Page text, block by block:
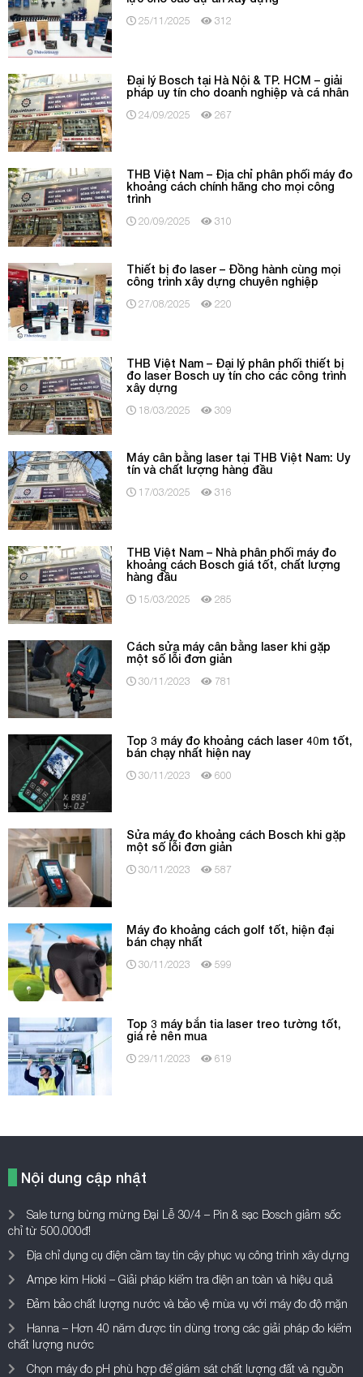
25/11/2025 312
Đại lý Bosch tại Hà Nội & TP. HCM – giải
pháp uy tín cho doanh nghiệp và cá nhân
24/09/2025 267
THB Việt Nam – Địa chỉ phân phối máy đo
khoảng cách chính hãng cho mọi công
trình
20/09/2025 310
Thiết bị đo laser – Đồng hành cùng mọi
công trình xây dựng chuyên nghiệp
27/08/2025 220
THB Việt Nam – Đại lý phân phối thiết bị
đo laser Bosch uy tín cho các công trình
xây dựng
18/03/2025 309
Máy cân bằng laser tại THB Việt Nam: Uy
tín và chất lượng hàng đầu
17/03/2025 316
THB Việt Nam – Nhà phân phối máy đo
khoảng cách Bosch giá tốt, chất lượng
hàng đầu
15/03/2025 285
Cách sửa máy cân bằng laser khi gặp
một số lỗi đơn giản
30/11/2023 781
Top 3 máy đo khoảng cách laser 40m tốt,
bán chạy nhất hiện nay
30/11/2023 600
Sửa máy đo khoảng cách Bosch khi gặp
một số lỗi đơn giản
30/11/2023 587
Máy đo khoảng cách golf tốt, hiện đại
bán chạy nhất
30/11/2023 599
Top 3 máy bắn tia laser treo tường tốt,
giá rẻ nên mua
29/11/2023 619
Nội dung cập nhật
Sale tưng bừng mừng Đại Lễ 30/4 – Pin & sạc Bosch giảm sốc
chỉ từ 500.000đ!
Địa chỉ dụng cụ điện cầm tay tin cậy phục vụ công trình xây dựng
Ampe kìm Hioki – Giải pháp kiểm tra điện an toàn và hiệu quả
Đảm bảo chất lượng nước và bảo vệ mùa vụ với máy đo độ mặn
Hanna – Hơn 40 năm được tin dùng trong các giải pháp đo kiểm
chất lượng nước
Chọn máy đo pH phù hợp để giám sát chất lượng đất và nguồn